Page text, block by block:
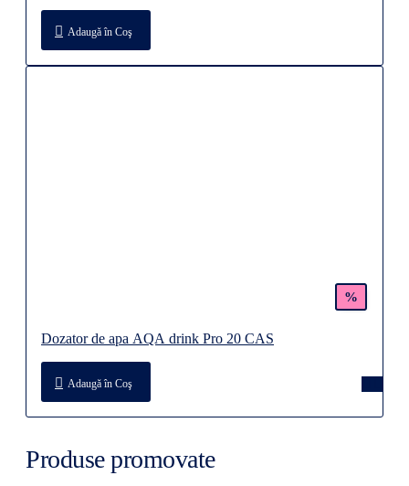
Adaugă în Coş
%
Dozator de apa AQA drink Pro 20 CAS
Adaugă în Coş
Produse promovate